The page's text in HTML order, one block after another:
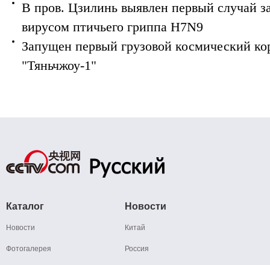
В пров. Цзилинь выявлен первый случай
вирусом птичьего гриппа H7N9
Запущен первый грузовой космический
"Тяньчжоу-1"
Каталог
Новости
Фотогалерея
Новости
Китай
Россия